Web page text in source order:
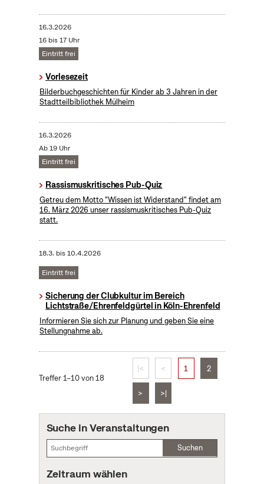
16.3.2026
16 bis 17 Uhr
Eintritt frei
Vorlesezeit
Bilderbuchgeschichten für Kinder ab 3 Jahren in der
Stadtteilbibliothek Mülheim
16.3.2026
Ab 19 Uhr
Eintritt frei
Rassismuskritisches Pub-Quiz
Getreu dem Motto "Wissen ist Widerstand" findet am
16. März 2026 unser rassismuskritisches Pub-Quiz
statt.
18.3. bis10.4.2026
Eintritt frei
Sicherung der Clubkultur im Bereich
Lichtstraße/Ehrenfeldgürtel in Köln-Ehrenfeld
Informieren Sie sich zur Planung und geben Sie eine
Stellungnahme ab.
Treffer 1–10 von 18
|< < 1 2
> >|
Suche in Veranstaltungen
Suchen
Zeitraum wählen